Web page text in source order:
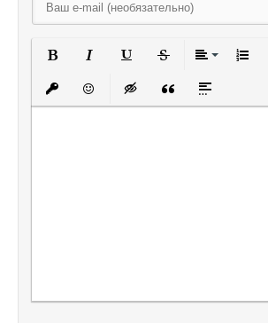
Вставить защищенную ссылку
Вставить смайлик
Вставка скрытого
Вставка